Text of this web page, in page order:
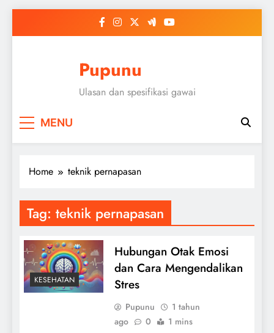
Pupunu
Ulasan dan spesifikasi gawai
MENU
Home teknik pernapasan
Tag: teknik pernapasan
KESEHATAN
Hubungan Otak Emosi
dan Cara Mengendalikan
Stres
Pupunu
1 tahun
ago
0 1 mins